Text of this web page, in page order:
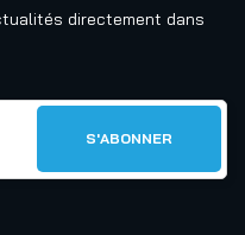
directement dans